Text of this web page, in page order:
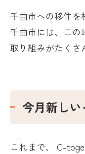
千曲市への移住を
千曲市には、この
取り組みがたくさ
今月新しい
これまで、 C-